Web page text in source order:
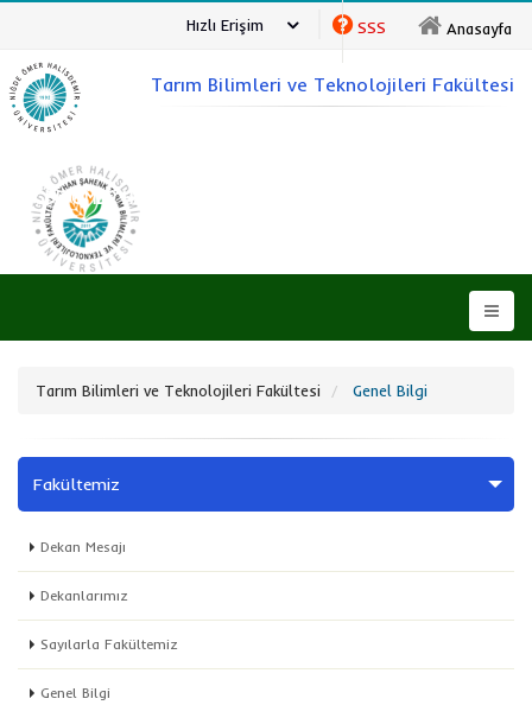
Anasayfa
SSS
Hızlı Erişim
NİĞDE ÖMER HALİSDEMİR ÜNİVERSİTESİ
Tarım Bilimleri ve Teknolojileri Fakültesi
Tarım Bilimleri ve Teknolojileri Fakültesi Genel Bilgi
Fakültemiz
Dekan Mesajı
Dekanlarımız
Sayılarla Fakültemiz
Genel Bilgi